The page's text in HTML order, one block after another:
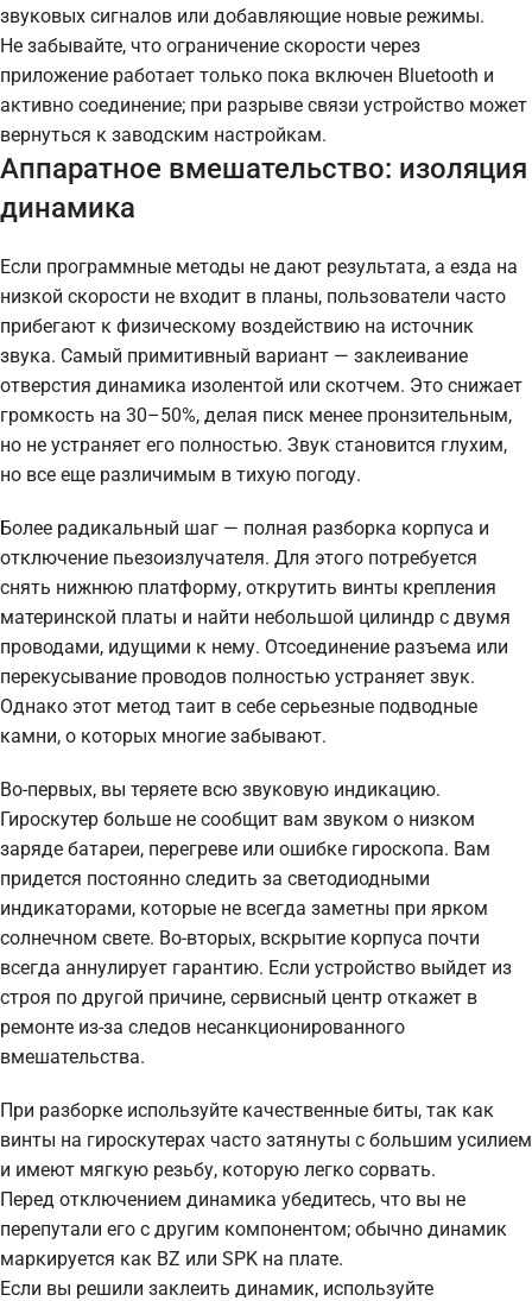
звуковых сигналов или добавляющие новые режимы.
Не забывайте, что ограничение скорости через
приложение работает только пока включен Bluetooth и
активно соединение; при разрыве связи устройство может
вернуться к заводским настройкам.
Аппаратное вмешательство: изоляция
динамика
Если программные методы не дают результата, а езда на
низкой скорости не входит в планы, пользователи часто
прибегают к физическому воздействию на источник
звука. Самый примитивный вариант — заклеивание
отверстия динамика изолентой или скотчем. Это снижает
громкость на 30–50%, делая писк менее пронзительным,
но не устраняет его полностью. Звук становится глухим,
но все еще различимым в тихую погоду.
Более радикальный шаг — полная разборка корпуса и
отключение пьезоизлучателя. Для этого потребуется
снять нижнюю платформу, открутить винты крепления
материнской платы и найти небольшой цилиндр с двумя
проводами, идущими к нему. Отсоединение разъема или
перекусывание проводов полностью устраняет звук.
Однако этот метод таит в себе серьезные подводные
камни, о которых многие забывают.
Во-первых, вы теряете всю звуковую индикацию.
Гироскутер больше не сообщит вам звуком о низком
заряде батареи, перегреве или ошибке гироскопа. Вам
придется постоянно следить за светодиодными
индикаторами, которые не всегда заметны при ярком
солнечном свете. Во-вторых, вскрытие корпуса почти
всегда аннулирует гарантию. Если устройство выйдет из
строя по другой причине, сервисный центр откажет в
ремонте из-за следов несанкционированного
вмешательства.
При разборке используйте качественные биты, так как
винты на гироскутерах часто затянуты с большим усилием
и имеют мягкую резьбу, которую легко сорвать.
Перед отключением динамика убедитесь, что вы не
перепутали его с другим компонентом; обычно динамик
маркируется как BZ или SPK на плате.
Если вы решили заклеить динамик, используйте